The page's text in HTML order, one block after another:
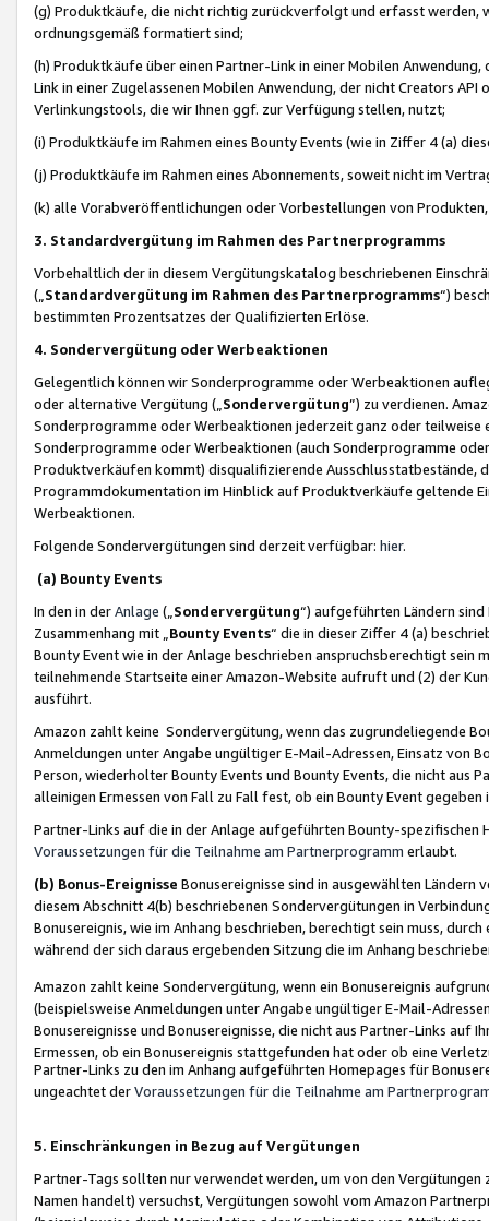
(g) Produktkäufe, die nicht richtig zurückverfolgt und erfasst werden,
ordnungsgemäß formatiert sind;
(h) Produktkäufe über einen Partner-Link in einer Mobilen
Link in einer Zugelassenen Mobilen Anwendung, der nicht Creators
Verlinkungstools, die wir Ihnen ggf. zur Verfügung stellen, nutzt;
(i) Produktkäufe im Rahmen eines Bounty Events (wie in Ziffer 4 (a)
(j) Produktkäufe im Rahmen eines Abonnements, soweit nicht im
(k) alle Vorabveröffentlichungen oder Vorbestellungen von
3. Standardvergütung im Rahmen des Partnerprogramms
Vorbehaltlich der in diesem Vergütungskatalog beschriebenen
(„ Standardvergütung im Rahmen des Partnerprogramms“)
bestimmten Prozentsatzes der Qualifizierten Erlöse.
4. Sondervergütung oder Werbeaktionen
Gelegentlich können wir Sonderprogramme oder Werbeaktionen
oder alternative Vergütung („ Sondervergütung”) zu verdienen.
Sonderprogramme oder Werbeaktionen jederzeit ganz oder
Sonderprogramme oder Werbeaktionen (auch Sonderprogramme
Produktverkäufen kommt) disqualifizierende Ausschlusstatbestände,
Programmdokumentation im Hinblick auf Produktverkäufe geltende
Werbeaktionen.
Folgende Sondervergütungen sind derzeit verfügbar: hier.
(a) Bounty Events
In den in derAnlage („ Sondervergütung“) aufgeführten Ländern
Zusammenhang mit „ Bounty Events“ die in dieser Ziffer 4 (a)
Bounty Event wie in der Anlage beschrieben anspruchsberechtigt sein
teilnehmende Startseite einer Amazon-Website aufruft und (2) der
ausführt.
Amazon zahlt keine Sondervergütung, wenn das zugrundeliegende
Anmeldungen unter Angabe ungültiger E-Mail-Adressen, Einsatz von
Person, wiederholter Bounty Events und Bounty Events, die nicht
alleinigen Ermessen von Fall zu Fall fest, ob ein Bounty Event
Partner-Links auf die in der Anlage aufgeführten Bounty-spezifischen
Voraussetzungen für die Teilnahme am Partnerprogramm erlaubt.
(b) Bonus-Ereignisse Bonusereignisse sind in ausgewählten Ländern
diesem Abschnitt 4(b) beschriebenen Sondervergütungen in
Bonusereignis, wie im Anhang beschrieben, berechtigt sein muss,
während der sich daraus ergebenden Sitzung die im Anhang
Amazon zahlt keine Sondervergütung, wenn ein Bonusereignis
(beispielsweise Anmeldungen unter Angabe ungültiger E-Mail-
Bonusereignisse und Bonusereignisse, die nicht aus Partner-Links auf
Ermessen, ob ein Bonusereignis stattgefunden hat oder ob eine
Partner-Links zu den im Anhang aufgeführten Homepages für
ungeachtet derVoraussetzungen für die Teilnahme am
5. Einschränkungen in Bezug auf Vergütungen
Partner-Tags sollten nur verwendet werden, um von den
Namen handelt) versuchst, Vergütungen sowohl vom Amazon